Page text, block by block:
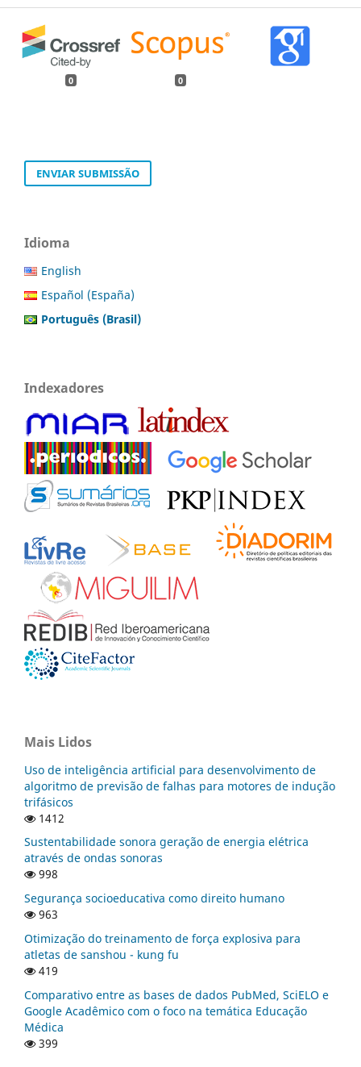
0 0
ENVIAR SUBMISSÃO
Idioma
English
Español (España)
Português (Brasil)
Indexadores
Mais Lidos
Uso de inteligência artificial para desenvolvimento de
algoritmo de previsão de falhas para motores de indução
trifásicos
1412
Sustentabilidade sonora geração de energia elétrica
através de ondas sonoras
998
Segurança socioeducativa como direito humano
963
Otimização do treinamento de força explosiva para
atletas de sanshou - kung fu
419
Comparativo entre as bases de dados PubMed, SciELO e
Google Acadêmico com o foco na temática Educação
Médica
399